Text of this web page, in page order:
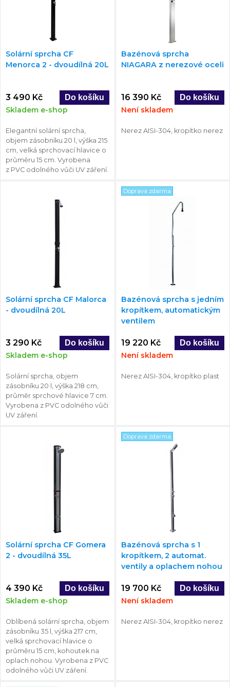
Solární sprcha CF
Menorca 2 - dvoudílná 20L
3 490 Kč
Skladem e-shop
Elegantní solární sprcha,
objem zásobníku 20 l, výška 215
cm, velká sprchovací hlavice o
průměru 15 cm. Vyrobena
z PVC odolného vůči UV záření.
Bazénová sprcha
NIAGARA z nerezové oceli
16 390 Kč
Není skladem
Nerez AISI-304, kropítko nerez
Solární sprcha CF Malorca
- dvoudílná 20L
3 290 Kč
Skladem e-shop
Solární sprcha, objem
zásobníku 20 l, výška 218 cm,
průměr sprchové hlavice 7 cm.
Vyrobena z PVC odolného vůči
UV záření.
Doprava zdarma
Bazénová sprcha s jedním
kropítkem, automatickým
ventilem
19 220 Kč
Není skladem
Nerez AISI-304, kropítko plast
Solární sprcha CF Gomera
2 - dvoudílná 35L
4 390 Kč
Skladem e-shop
Oblíbená solární sprcha, objem
zásobníku 35 l, výška 217 cm,
velká sprchovací hlavice o
průměru 15 cm, kohoutek na
oplach nohou. Vyrobena z PVC
odolného vůči UV záření.
Doprava zdarma
Bazénová sprcha s 1
kropítkem, 2 automat.
ventily a oplachem nohou
19 700 Kč
Není skladem
Nerez AISI-304, kropítko nerez